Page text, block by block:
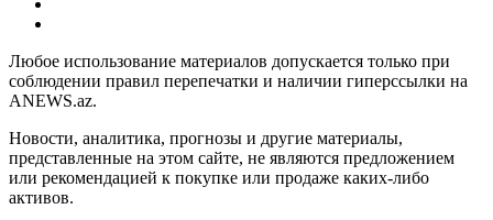
Любое использование материалов допускается только при
соблюдении правил перепечатки и наличии гиперссылки на
ANEWS.az.
Новости, аналитика, прогнозы и другие материалы,
представленные на этом сайте, не являются предложением
или рекомендацией к покупке или продаже каких-либо
активов.